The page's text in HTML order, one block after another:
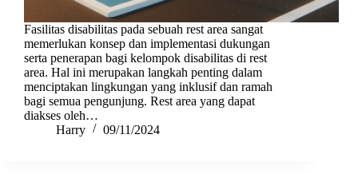
Fasilitas disabilitas pada sebuah rest area sangat
memerlukan konsep dan implementasi dukungan
serta penerapan bagi kelompok disabilitas di rest
area. Hal ini merupakan langkah penting dalam
menciptakan lingkungan yang inklusif dan ramah
bagi semua pengunjung. Rest area yang dapat
diakses oleh…
Harry
09/11/2024